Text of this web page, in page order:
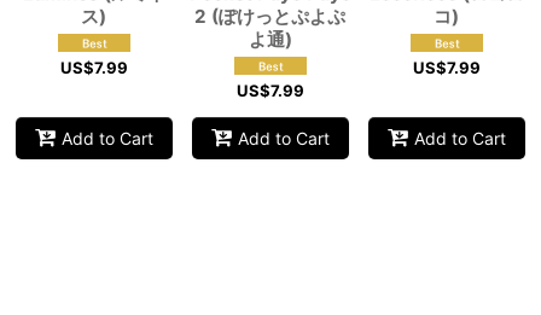
ス)
US$7.99
Add to Cart
2 (ぽけっとぷよぷ
よ通)
US$7.99
Add to Cart
コ)
US$7.99
Add to Cart